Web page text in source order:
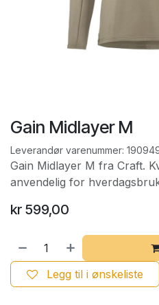
Gain Midlayer M
Leverandør varenummer:
Gain Midlayer M fra Craft.
anvendelig for
kr 599,00
Legg til i ønskeliste